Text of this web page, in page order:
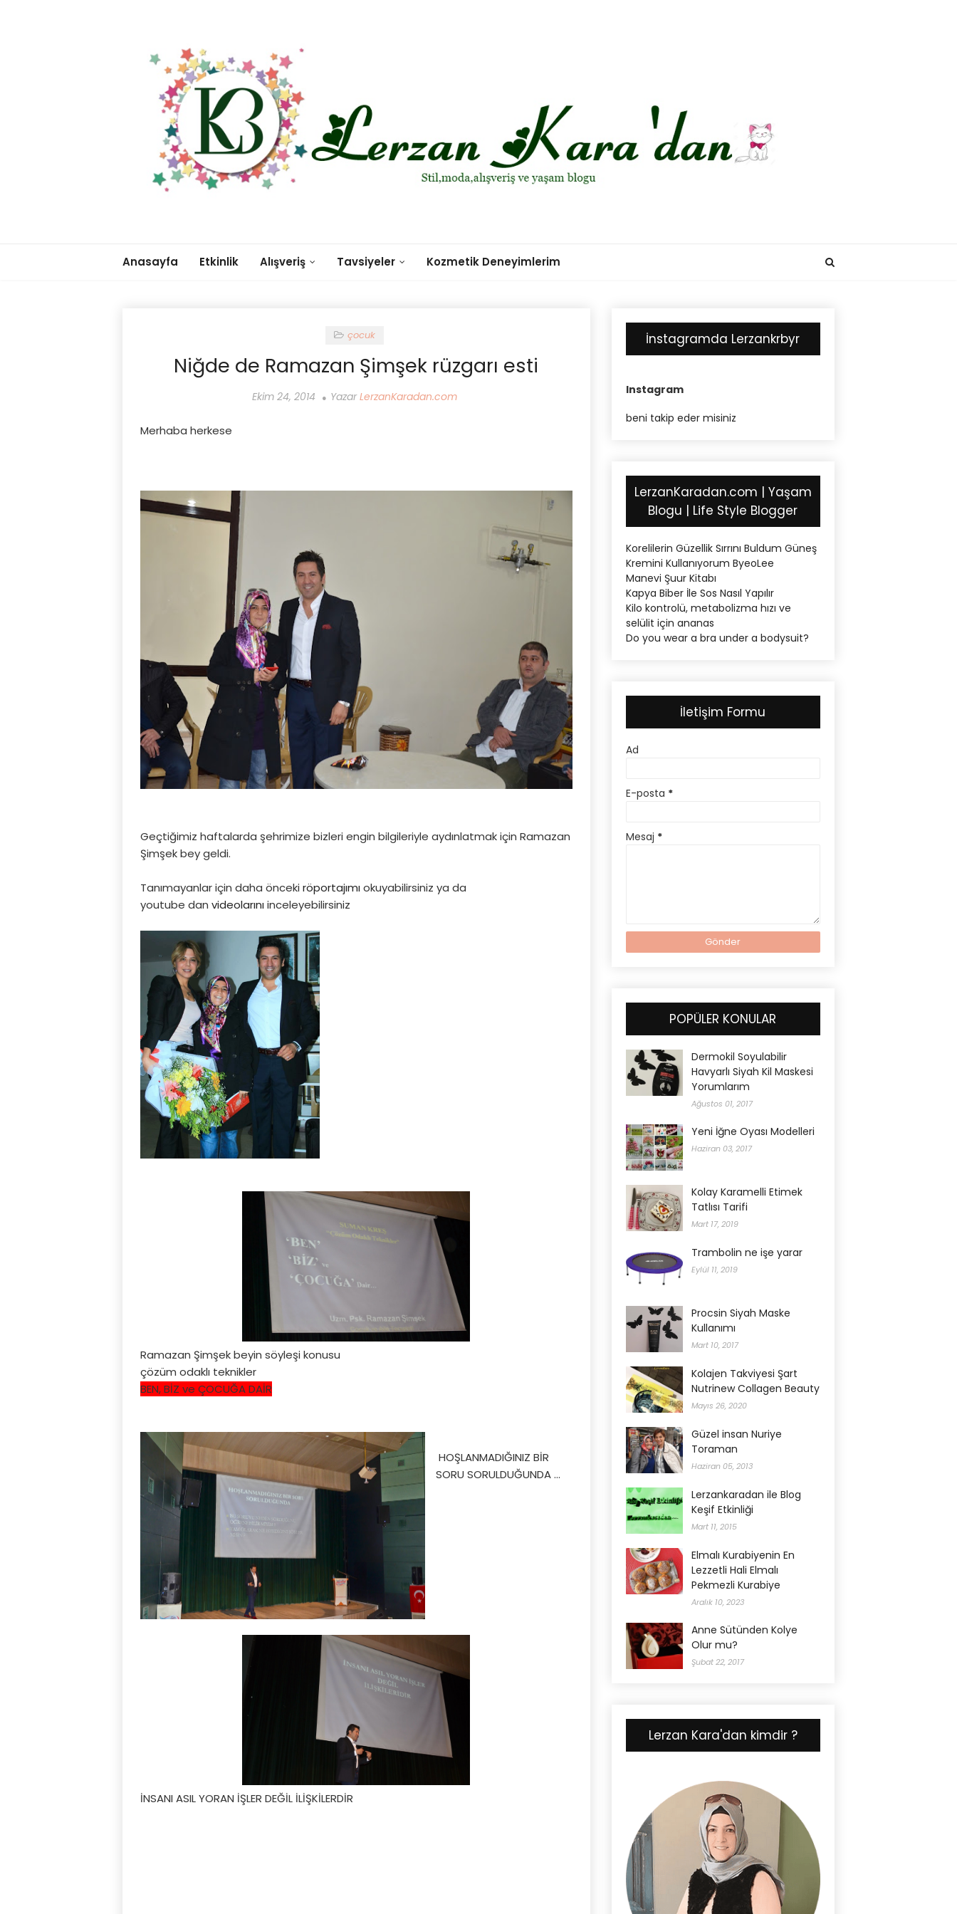
Anasayfa Etkinlik Alışveriş Tavsiyeler Kozmetik Deneyimlerim
çocuk
Niğde de Ramazan Şimşek rüzgarı esti
Ekim 24, 2014 Yazar LerzanKaradan.com
Merhaba herkese
Geçtiğimiz haftalarda şehrimize bizleri engin bilgileriyle aydınlatmak için Ramazan
Şimşek bey geldi.
Tanımayanlar için daha önceki röportajımıokuyabilirsiniz ya da
youtube dan videolarınıinceleyebilirsiniz
Ramazan Şimşek beyin söyleşi konusu
çözüm odaklı teknikler
BEN, BİZ ve ÇOCUĞA DAİR
HOŞLANMADIĞINIZ BİR
SORU SORULDUĞUNDA ...
İNSANI ASIL YORAN İŞLER DEĞİL İLİŞKİLERDİR
İnstagramda Lerzankrbyr
Instagram
beni takip eder misiniz
LerzanKaradan.com | Yaşam
Blogu | Life Style Blogger
Korelilerin Güzellik Sırrını Buldum Güneş
Kremini Kullanıyorum ByeoLee
Manevi Şuur Kitabı
Kapya Biber İle Sos Nasıl Yapılır
Kilo kontrolü, metabolizma hızı ve
selülit için ananas
Do you wear a bra under a bodysuit?
İletişim Formu
Ad
E-posta *
Mesaj *
POPÜLER KONULAR
Dermokil Soyulabilir
Havyarlı Siyah Kil Maskesi
Yorumlarım
Ağustos 01, 2017
Yeni İğne Oyası Modelleri
Haziran 03, 2017
Kolay Karamelli Etimek
Tatlısı Tarifi
Mart 17, 2019
Trambolin ne işe yarar
Eylül 11, 2019
Procsin Siyah Maske
Kullanımı
Mart 10, 2017
Kolajen Takviyesi Şart
Nutrinew Collagen Beauty
Mayıs 26, 2020
Güzel insan Nuriye
Toraman
Haziran 05, 2013
Lerzankaradan ile Blog
Keşif Etkinliği
Mart 11, 2015
Elmalı Kurabiyenin En
Lezzetli Hali Elmalı
Pekmezli Kurabiye
Aralık 10, 2023
Anne Sütünden Kolye
Olur mu?
Şubat 22, 2017
Lerzan Kara'dan kimdir ?